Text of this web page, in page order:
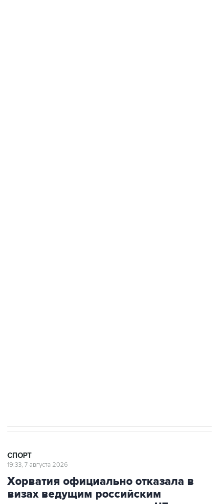
СПОРТ
19:33, 7 августа 2026
Хорватия официально отказала в
визах ведущим российским